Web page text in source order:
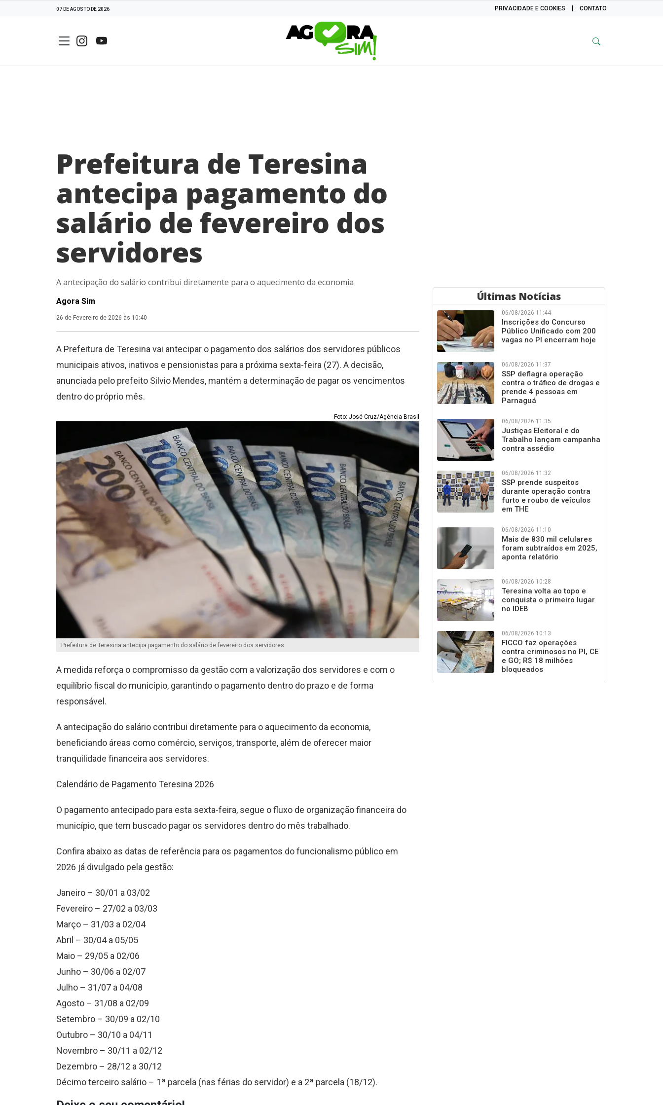
07 DE AGOSTO DE 2026 PRIVACIDADE E COOKIES CONTATO
Prefeitura de Teresina
antecipa pagamento do
salário de fevereiro dos
servidores
A antecipação do salário contribui diretamente para o aquecimento da economia
Agora Sim
26 de Fevereiro de 2026 às 10:40
A Prefeitura de Teresina vai antecipar o pagamento dos salários dos servidores públicos
municipais ativos, inativos e pensionistas para a próxima sexta-feira (27). A decisão,
anunciada pelo prefeito Silvio Mendes, mantém a determinação de pagar os vencimentos
dentro do próprio mês.
Foto: José Cruz/Agência Brasil
Prefeitura de Teresina antecipa pagamento do salário de fevereiro dos servidores
A medida reforça o compromisso da gestão com a valorização dos servidores e com o
equilíbrio fiscal do município, garantindo o pagamento dentro do prazo e de forma
responsável.
A antecipação do salário contribui diretamente para o aquecimento da economia,
beneficiando áreas como comércio, serviços, transporte, além de oferecer maior
tranquilidade financeira aos servidores.
Calendário de Pagamento Teresina 2026
O pagamento antecipado para esta sexta-feira, segue o fluxo de organização financeira do
município, que tem buscado pagar os servidores dentro do mês trabalhado.
Confira abaixo as datas de referência para os pagamentos do funcionalismo público em
2026 já divulgado pela gestão:
Janeiro – 30/01 a 03/02
Fevereiro – 27/02 a 03/03
Março – 31/03 a 02/04
Abril – 30/04 a 05/05
Maio – 29/05 a 02/06
Junho – 30/06 a 02/07
Julho – 31/07 a 04/08
Agosto – 31/08 a 02/09
Setembro – 30/09 a 02/10
Outubro – 30/10 a 04/11
Novembro – 30/11 a 02/12
Dezembro – 28/12 a 30/12
Décimo terceiro salário – 1ª parcela (nas férias do servidor) e a 2ª parcela (18/12).
Últimas Notícias
06/08/2026 11:44
Inscrições do Concurso
Público Unificado com 200
vagas no PI encerram hoje
06/08/2026 11:37
SSP deflagra operação
contra o tráfico de drogas e
prende 4 pessoas em
Parnaguá
06/08/2026 11:35
Justiças Eleitoral e do
Trabalho lançam campanha
contra assédio
06/08/2026 11:32
SSP prende suspeitos
durante operação contra
furto e roubo de veículos
em THE
06/08/2026 11:10
Mais de 830 mil celulares
foram subtraídos em 2025,
aponta relatório
06/08/2026 10:28
Teresina volta ao topo e
conquista o primeiro lugar
no IDEB
06/08/2026 10:13
FICCO faz operações
contra criminosos no PI, CE
e GO; R$ 18 milhões
bloqueados